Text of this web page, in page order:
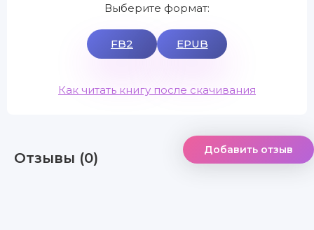
Выберите формат:
FB2 EPUB
Как читать книгу после скачивания
Отзывы (0) Добавить отзыв